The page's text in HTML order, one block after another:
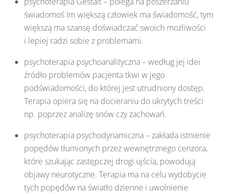
świadomoś Im większą człowiek ma świadomość, tym
większą ma szansę doświadczać swoich możliwości
i lepiej radzi sobie z problemami.
psychoterapia psychoanalityczna – według jej idei
źródło problemów pacjenta tkwi w jego
podświadomości, do której jest utrudniony dostęp.
Terapia opiera się na docieraniu do ukrytych treści
np. poprzez analizę snów czy zachowań.
psychoterapia psychodynamiczna – zakłada istnienie
popędów tłumionych przez wewnętrznego cenzora,
które szukając zastępczej drogi ujścia, powodują
objawy neurotyczne. Terapia ma na celu wydobycie
tych popędów na światło dzienne i uwolnienie